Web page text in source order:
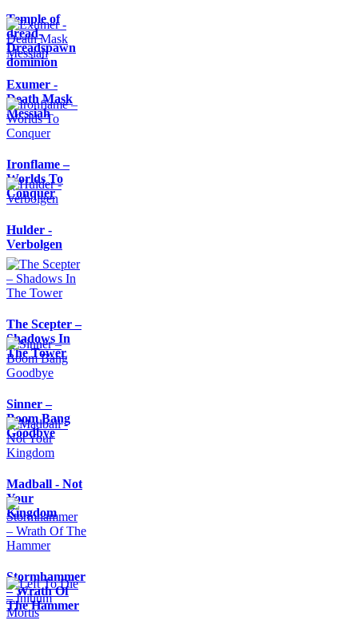
Temple of
dread-
Dreadspawn
dominion
Exumer -
Death Mask
Messiah
Ironflame –
Worlds To
Conquer
Hulder -
Verbolgen
The Scepter –
Shadows In
The Tower
Sinner –
Boom Bang
Goodbye
Madball - Not
Your
Kingdom
Stormhammer
– Wrath Of
The Hammer